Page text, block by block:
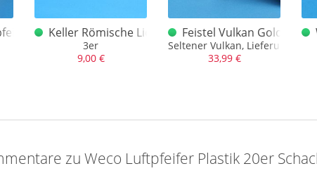
VPI10er Schachtel
Keller Römische Lichter 20er - 3er Schachtel 2000
3er
9,00 €
Feistel Vulkan Gold und
Seltener Vulkan, Lieferung
33,99 €
zu Weco Luftpfeifer Plastik 20er